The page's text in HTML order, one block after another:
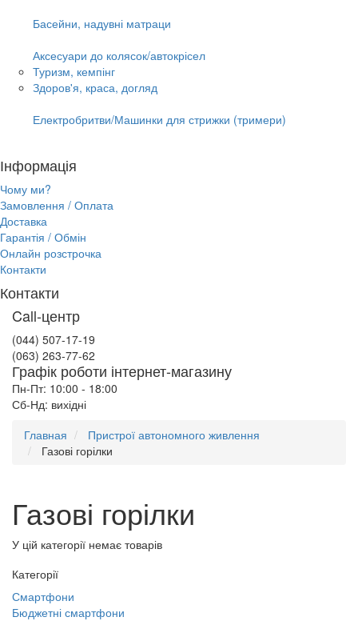
Басейни, надувні матраци
Аксесуари до колясок/автокрісел
Туризм, кемпінг
Здоров'я, краса, догляд
Електробритви/Машинки для стрижки (тримери)
Інформація
Чому ми?
Замовлення / Оплата
Доставка
Гарантія / Обмін
Онлайн розстрочка
Контакти
Контакти
Call-центр
(044) 507-17-19
(063) 263-77-62
Графік роботи інтернет-магазину
Пн-Пт: 10:00 - 18:00
Сб-Нд: вихідні
Главная
Пристрої автономного живлення
Газові горілки
Газові горілки
У цій категорії немає товарів
Категорії
Смартфони
Бюджетні смартфони